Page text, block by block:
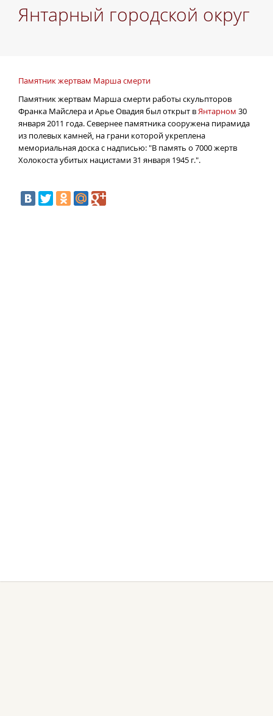
Янтарный городской округ
Памятник жертвам Марша смерти
Памятник жертвам Марша смерти работы скульпторов
Франка Майслера и Арье Овадия был открыт вЯнтарном 30
января 2011 года.Севернее памятника сооружена пирамида
из полевых камней, на грани которой укреплена
мемориальная доска с надписью: "В память о 7000 жертв
Холокоста убитых нацистами 31 января 1945 г.".